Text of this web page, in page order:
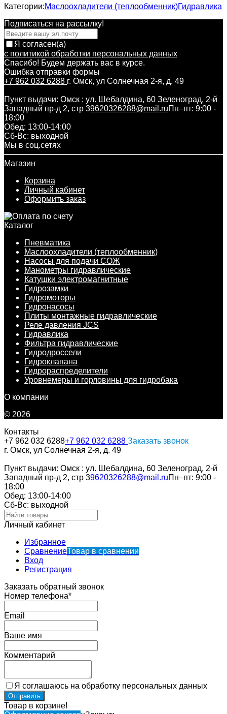
Категории:Маслоохладители (теплообменник)Гидравлика
Подписаться на рассылкy!
Я согласен(a)
с политикой обработки персональных данных
Спасибо! Будем держать вас в курсе.
Ошибка отправки формы
+7 962 032 6288 г. Омск, ул Солнечная 2-я, д. 49
Пункт выдачи: Омск : ул. Шебалдина, 60 Зеленоград, 2-й
Западный пр-д 2, стр 39620326288@mail.ruПн–пт: 9:00 -
18:00
Обед: 13:00-14:00
Cб-Вс: выходной
Мы в соц.сетях
Магазин
Корзина
Личный кабинет
Оформить заказ
Каталог
Пневматика
Маслоохладители (теплообменник)
Насосы для подачи СОЖ
Манометры гидравлические
Катушки электромагнитные
Гидрозамки
Гидромоторы
Гидронасосы
Плиты монтажные гидравлические
Реле давления JCS
Гидравлика
Фильтра гидравлические
Гидродроссели
Гидроклапана
Гидрораспределители
Уровнемеры и горловины для гидробака
О компании
© 2026
Контакты
+7 962 032 6288+7 962 032 6288 Заказать звонок
г. Омск, ул Солнечная 2-я, д. 49
Пункт выдачи: Омск : ул. Шебалдина, 60 Зеленоград, 2-й
Западный пр-д 2, стр 39620326288@mail.ruПн–пт: 9:00 -
18:00
Обед: 13:00-14:00
Cб-Вс: выходной
Личный кабинет
Избранное
СравнениеТовар в сравнении
Вход
Регистрация
Заказать обратный звонок
Номер телефона*
Email
Ваше имя
Комментарий
Я соглашаюсь на обработку персональных данных
Товар в корзине!